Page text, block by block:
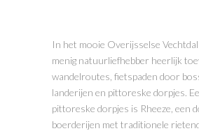
In het mooie Overijsselse
menig natuurliefhebber heerlijk
wandelroutes, fietspaden door
landerijen en pittoreske dorpjes.
pittoreske dorpjes is Rheeze, een
boerderijen met traditionele